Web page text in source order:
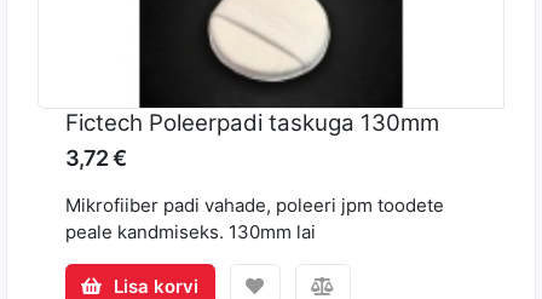
Fictech Poleerpadi taskuga 130mm
3,72 €
Mikrofiiber padi vahade, poleeri jpm toodete
peale kandmiseks. 130mm lai
Lisa korvi